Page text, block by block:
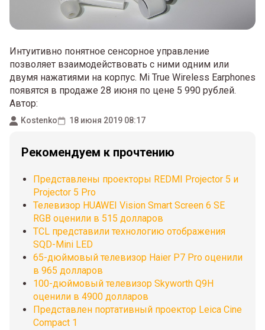
Интуитивно понятное сенсорное управление
позволяет взаимодействовать с ними одним или
двумя нажатиями на корпус. Mi True Wireless Earphones
появятся в продаже 28 июня по цене 5 990 рублей.
Автор:
Kostenko 18 июня 2019 08:17
Рекомендуем к прочтению
Представлены проекторы REDMI Projector 5 и
Projector 5 Pro
Телевизор HUAWEI Vision Smart Screen 6 SE
RGB оценили в 515 долларов
TCL представили технологию отображения
SQD-Mini LED
65-дюймовый телевизор Haier P7 Pro оценили
в 965 долларов
100-дюймовый телевизор Skyworth Q9H
оценили в 4900 долларов
Представлен портативный проектор Leica Cine
Compact 1